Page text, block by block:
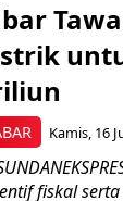
Kamis, 16
fiskal